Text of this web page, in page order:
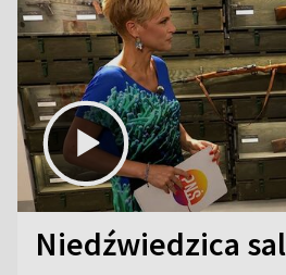
Niedźwiedzica